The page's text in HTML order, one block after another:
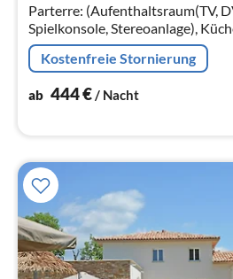
Parterre: (Aufenthaltsraum(TV,
Spielkonsole, Stereoanlage),
Kochplatten), Backofen,
Kühl-/Gefrierkombination)
Kostenfreie Stornierung
ab 444€/ Nacht